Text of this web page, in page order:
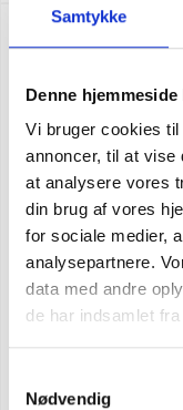
Samtykke
Denne
Vi bruger cookies
annoncer, til at vise
at analysere vores
din brug af vores
for sociale medier,
analysepartnere.
data med andre
de har indsamlet
Nødvendig